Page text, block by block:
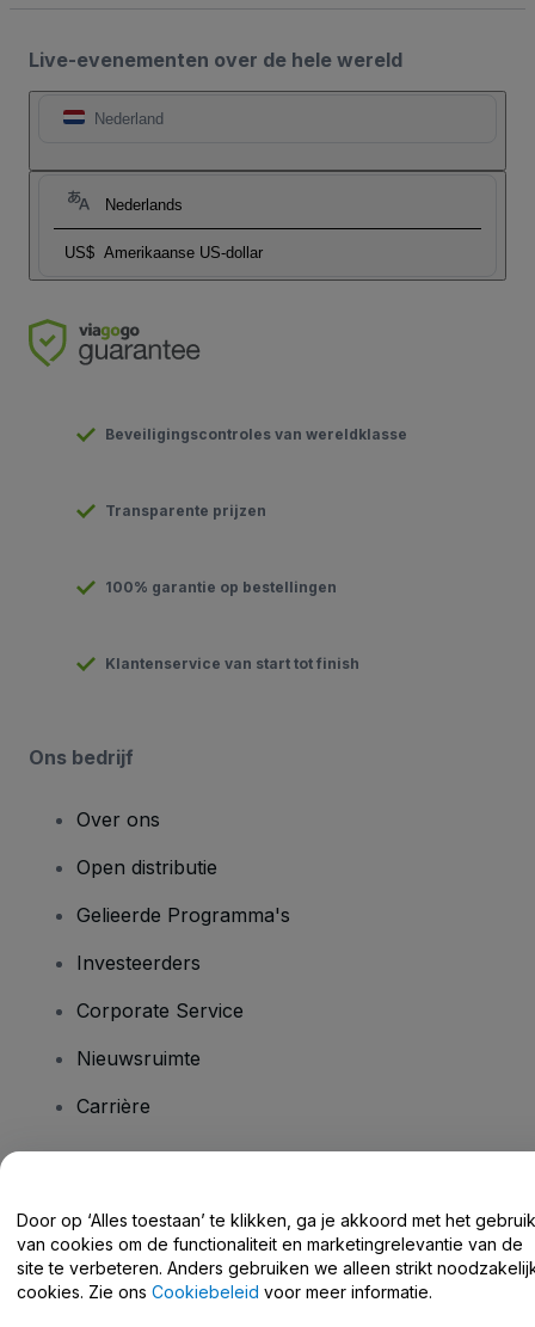
Live-evenementen over de hele wereld
Nederland
Nederlands
US$ Amerikaanse US-dollar
Beveiligingscontroles van wereldklasse
Transparente prijzen
100% garantie op bestellingen
Klantenservice van start tot finish
Ons bedrijf
Over ons
Open distributie
Gelieerde Programma's
Investeerders
Corporate Service
Nieuwsruimte
Carrière
Helpcentrum / Neem Contact Met Ons Op
Door op ‘Alles toestaan’ te klikken, ga je akkoord met het gebruik
van cookies om de functionaliteit en marketingrelevantie van de
site te verbeteren. Anders gebruiken we alleen strikt
cookies. Zie ons Cookiebeleid voor meer informatie.